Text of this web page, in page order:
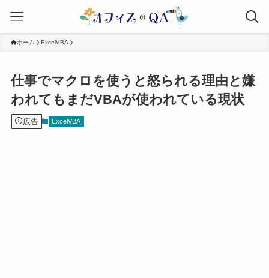
ホーム ExcelVBA
仕事でマクロを使うと怒られる理由と嫌
われてもまだVBAが使われている現状
広告 ExcelVBA